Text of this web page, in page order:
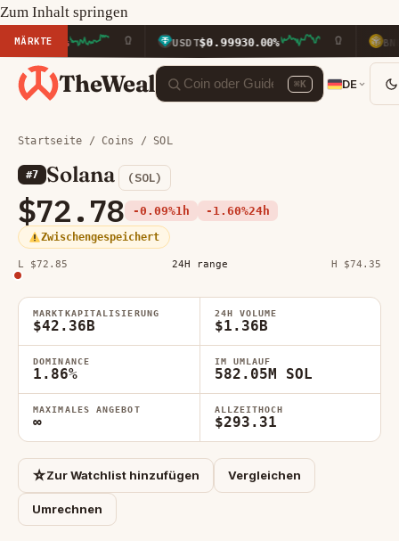
Zum Inhalt springen
MÄRKTE USDT $0.99930.00% BNB
TheWeal ⌘K DE
Startseite /Coins / SOL
#7 Solana (SOL)
$72.78 -0.09%1h -1.60%24h
Zwischengespeichert
L $72.85 24H range H $74.35
MARKTKAPITALISIERUNG
$42.36B
24H VOLUME
$1.36B
DOMINANCE
1.86%
IM UMLAUF
582.05M SOL
MAXIMALES ANGEBOT
∞
ALLZEITHOCH
$293.31
☆Zur Watchlist hinzufügen Vergleichen
Umrechnen